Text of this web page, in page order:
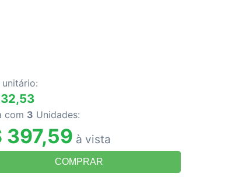
com 3 Unidades:
397,59 à vista